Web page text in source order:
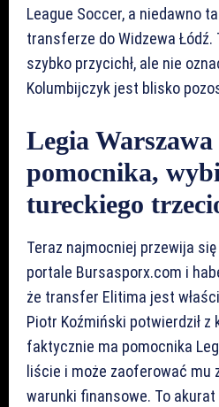
League Soccer, a niedawno
transferze do Widzewa
szybko przycichł, ale nie
Kolumbijczyk jest blisko
Legia Warszawa
pomocnika,
tureckiego
Teraz najmocniej przewija
portale Bursasporx.com i
że transfer Elitima jest
Piotr Koźmiński potwierdził z
faktycznie ma pomocnika
liście i może zaoferować mu
warunki finansowe. To